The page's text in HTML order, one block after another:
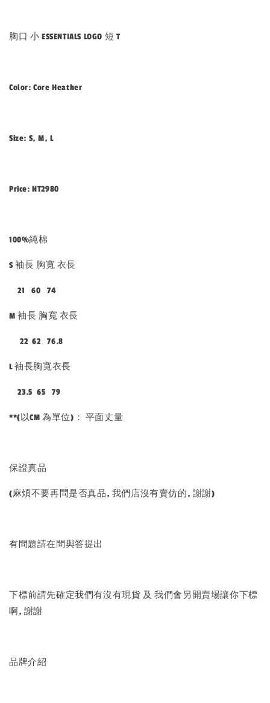
胸口 小 ESSENTIALS LOGO 短 T
Color: Core Heather
Size: S, M, L
Price: NT2980
100%純棉
S 袖長 胸寬 衣長
21 60 74
M 袖長 胸寬 衣長
22 62 76.8
L 袖長胸寬衣長
23.5 65 79
**(以CM 為單位)： 平面丈量
保證真品
(麻煩不要再問是否真品, 我們店沒有賣仿的, 謝謝)
有問題請在問與答提出
下標前請先確定我們有沒有現貨 及 我們會另開賣場讓你下標
啊, 謝謝
品牌介紹